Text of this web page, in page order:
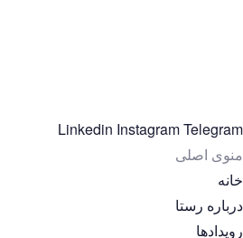
Linkedin InstagramTelegram
منوی اصلی
خانه
درباره رستا
رویدادها